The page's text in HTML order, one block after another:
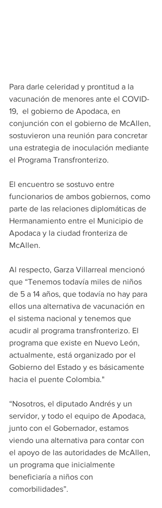
Para darle celeridad y prontitud a la
vacunación de menores ante el COVID-
19,  el gobierno de Apodaca, en
conjunción con el gobierno de McAllen,
sostuvieron una reunión para concretar
una estrategia de inoculación mediante
el Programa Transfronterizo.
El encuentro se sostuvo entre
funcionarios de ambos gobiernos, como
parte de las relaciones diplomáticas de
Hermanamiento entre el Municipio de
Apodaca y la ciudad fronteriza de
McAllen.
Al respecto, Garza Villarreal mencionó
que “Tenemos todavía miles de niños
de 5 a 14 años, que todavía no hay para
ellos una alternativa de vacunación en
el sistema nacional y tenemos que
acudir al programa transfronterizo. El
programa que existe en Nuevo León,
actualmente, está organizado por el
Gobierno del Estado y es básicamente
hacia el puente Colombia."
“Nosotros, el diputado Andrés y un
servidor, y todo el equipo de Apodaca,
junto con el Gobernador, estamos
viendo una alternativa para contar con
el apoyo de las autoridades de McAllen,
un programa que inicialmente
beneficiaría a niños con
comorbilidades”.